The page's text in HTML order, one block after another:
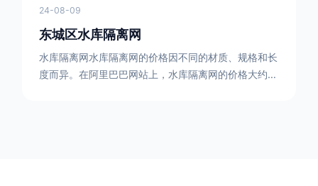
24-08-09
东城区水库隔离网
水库隔离网水库隔离网的价格因不同的材质、规格和长
度而异。在阿里巴巴网站上，水库隔离网的价格大约在